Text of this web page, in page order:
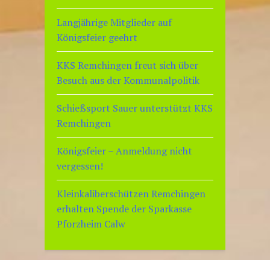
Langjährige Mitglieder auf
Königsfeier geehrt
KKS Remchingen freut sich über
Besuch aus der Kommunalpolitik
Schießsport Sauer unterstützt KKS
Remchingen
Königsfeier – Anmeldung nicht
vergessen!
Kleinkaliberschützen Remchingen
erhalten Spende der Sparkasse
Pforzheim Calw